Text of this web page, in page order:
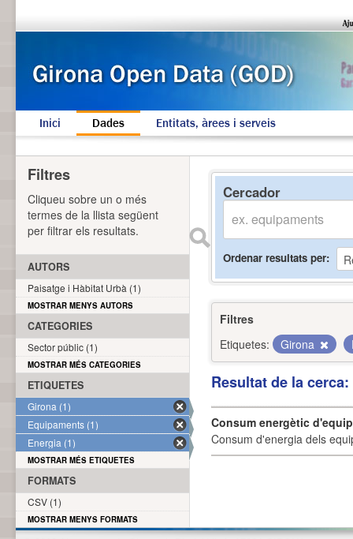
Inici Dades Entitats, àrees i serveis
Cercador
Ordenar resultats per
Filtres
Etiquetes:
Girona
Resultat de la
Consum energètic
Consum d'energia dels
Filtres
Cliqueu sobre un o més
termes de la llista següent
per filtrar els resultats.
AUTORS
Paisatge i Hàbitat Urbà (1)
MOSTRAR MENYS AUTORS
CATEGORIES
Sector públic (1)
MOSTRAR MÉS CATEGORIES
ETIQUETES
Girona (1)
Equipaments (1)
Energia (1)
MOSTRAR MÉS ETIQUETES
FORMATS
CSV (1)
MOSTRAR MENYS FORMATS